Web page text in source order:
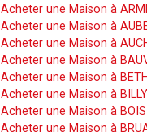
Acheter une Maison à
Acheter une Maison à
Acheter une Maison à
Acheter une Maison à
Acheter une Maison à
Acheter une Maison à
Acheter une Maison à BOIS
Acheter une Maison à